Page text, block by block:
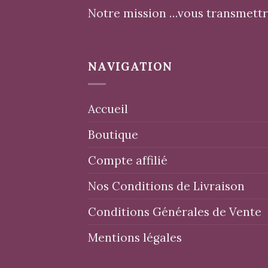
Notre mission …vous
NAVIGATION
Accueil
Boutique
Compte affilié
Nos Conditions de Livraison
Conditions Générales de Vente
Mentions légales